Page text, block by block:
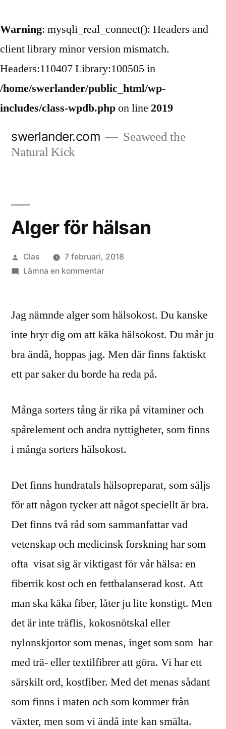
Warning: mysqli_real_connect(): Headers and
client library minor version mismatch.
Headers:110407 Library:100505 in
/home/swerlander/public_html/wp-
includes/class-wpdb.phpon line 2019
till
swerlander.com
Seaweed the
Natural Kick
Alger för hälsan
Publicerat
av
Clas
7 februari, 2018
Lämna en kommentartill
hälsan
Jag nämnde alger som hälsokost. Du kanske
inte bryr dig om att käka hälsokost. Du mår ju
bra ändå, hoppas jag. Men där finns faktiskt
ett par saker du borde ha reda på.
Många sorters tång är rika på vitaminer och
spårelement och andra nyttigheter, som finns
i många sorters hälsokost.
Det finns hundratals hälsopreparat, som säljs
för att någon tycker att något speciellt är bra.
Det finns två råd som sammanfattar vad
vetenskap och medicinsk forskning har som
ofta visat sig är viktigast för vår hälsa: en
fiberrik kost och en fettbalanserad kost. Att
man ska käka fiber, låter ju lite konstigt. Men
det är inte träflis, kokosnötskal eller
nylonskjortor som menas, inget som som har
med trä- eller textilfibrer att göra. Vi har ett
särskilt ord, kostfiber. Med det menas sådant
som finns i maten och som kommer från
växter, men som vi ändå inte kan smälta.